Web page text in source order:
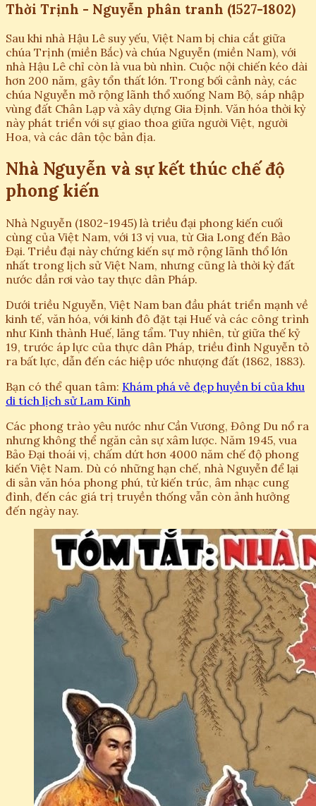
Thời Trịnh - Nguyễn phân tranh (1527-1802)
Sau khi nhà Hậu Lê suy yếu, Việt Nam bị chia cắt giữa
chúa Trịnh (miền Bắc) và chúa Nguyễn (miền Nam), với
nhà Hậu Lê chỉ còn là vua bù nhìn. Cuộc nội chiến kéo dài
hơn 200 năm, gây tổn thất lớn. Trong bối cảnh này, các
chúa Nguyễn mở rộng lãnh thổ xuống Nam Bộ, sáp nhập
vùng đất Chân Lạp và xây dựng Gia Định. Văn hóa thời kỳ
này phát triển với sự giao thoa giữa người Việt, người
Hoa, và các dân tộc bản địa.
Nhà Nguyễn và sự kết thúc chế độ
phong kiến
Nhà Nguyễn (1802-1945) là triều đại phong kiến cuối
cùng của Việt Nam, với 13 vị vua, từ Gia Long đến Bảo
Đại. Triều đại này chứng kiến sự mở rộng lãnh thổ lớn
nhất trong lịch sử Việt Nam, nhưng cũng là thời kỳ đất
nước dần rơi vào tay thực dân Pháp.
Dưới triều Nguyễn, Việt Nam ban đầu phát triển mạnh về
kinh tế, văn hóa, với kinh đô đặt tại Huế và các công trình
như Kinh thành Huế, lăng tẩm. Tuy nhiên, từ giữa thế kỷ
19, trước áp lực của thực dân Pháp, triều đình Nguyễn tỏ
ra bất lực, dẫn đến các hiệp ước nhượng đất (1862, 1883).
Bạn có thể quan tâm: Khám phá vẻ đẹp huyền bí của khu
di tích lịch sử Lam Kinh
Các phong trào yêu nước như Cần Vương, Đông Du nổ ra
nhưng không thể ngăn cản sự xâm lược. Năm 1945, vua
Bảo Đại thoái vị, chấm dứt hơn 4000 năm chế độ phong
kiến Việt Nam. Dù có những hạn chế, nhà Nguyễn để lại
di sản văn hóa phong phú, từ kiến trúc, âm nhạc cung
đình, đến các giá trị truyền thống vẫn còn ảnh hưởng
đến ngày nay.